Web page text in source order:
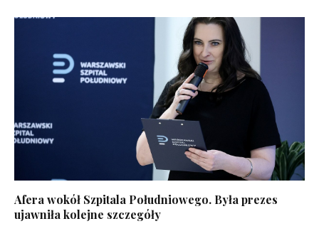
Afera wokół Szpitala Południowego. Była prezes
ujawniła kolejne szczegóły